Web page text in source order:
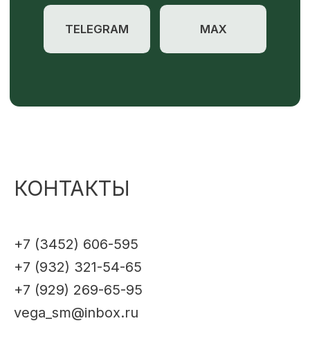
КОНТАКТЫ
+7 (3452) 606-595
+7 (932) 321-54-65
+7 (929) 269-65-95
vega_sm@inbox.ru